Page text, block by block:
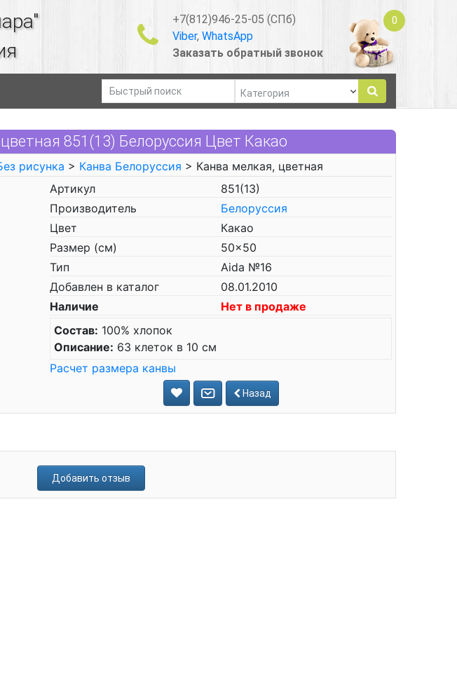
+7(812)946-25-05 (СПб)
Viber, WhatsApp
Заказать обратный звонок
0
851(13) Белоруссия Цвет Какао
рисунка > Канва Белоруссия > Канва мелкая, цветная
Артикул
851(13)
Производитель
Белоруссия
Цвет
Какао
Размер (см)
50x50
Тип
Aida №16
Добавлен в каталог
08.01.2010
Наличие
Нет в продаже
Состав: 100% хлопок
Описание: 63 клеток в 10 см
Расчет размера канвы
Назад
Добавить отзыв